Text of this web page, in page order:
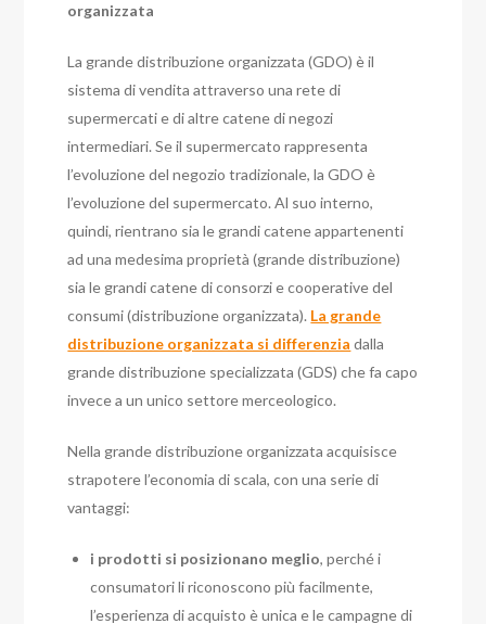
organizzata
La grande distribuzione organizzata (GDO) è il
sistema di vendita attraverso una rete di
supermercati e di altre catene di negozi
intermediari. Se il supermercato rappresenta
l’evoluzione del negozio tradizionale, la GDO è
l’evoluzione del supermercato. Al suo interno,
quindi, rientrano sia le grandi catene appartenenti
ad una medesima proprietà (grande distribuzione)
sia le grandi catene di consorzi e cooperative del
consumi (distribuzione organizzata). La grande
distribuzione organizzata si differenzia dalla
grande distribuzione specializzata (GDS) che fa capo
invece a un unico settore merceologico.
Nella grande distribuzione organizzata acquisisce
strapotere l’economia di scala, con una serie di
vantaggi:
i prodotti si posizionano meglio, perché i
consumatori li riconoscono più facilmente,
l’esperienza di acquisto è unica e le campagne di